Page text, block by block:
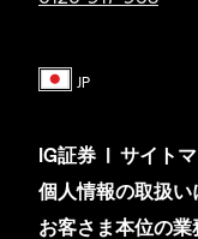
IG証券 | サイト
個人情報の取扱い
お客さま本位の